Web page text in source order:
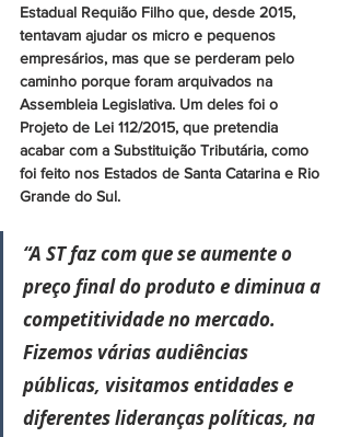
Estadual Requião Filho que, desde 2015,
tentavam ajudar os micro e pequenos
empresários, mas que se perderam pelo
caminho porque foram arquivados na
Assembleia Legislativa. Um deles foi o
Projeto de Lei 112/2015, que pretendia
acabar com a Substituição Tributária, como
foi feito nos Estados de Santa Catarina e Rio
Grande do Sul.
“A ST faz com que se aumente o
preço final do produto e diminua a
competitividade no mercado.
Fizemos várias audiências
públicas, visitamos entidades e
diferentes lideranças políticas, na